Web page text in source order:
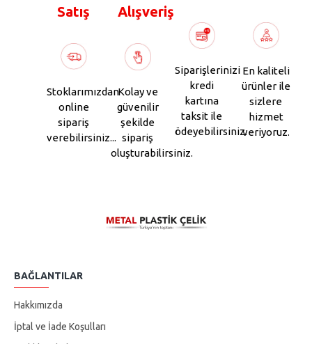
Satış
Stoklarımızdan
online
sipariş
verebilirsiniz...
Alışveriş
Kolay ve
güvenilir
şekilde
sipariş
oluşturabilirsiniz.
Siparişlerinizi
kredi
kartına
taksit ile
ödeyebilirsiniz.
En kaliteli
ürünler ile
sizlere
hizmet
veriyoruz.
BAĞLANTILAR
Hakkımızda
İptal ve İade Koşulları